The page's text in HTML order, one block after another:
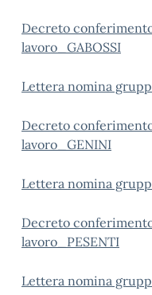
Decreto
lavoro_GABOSSI
Lettera nomina
Decreto
lavoro_GENINI
Lettera nomina
Decreto
lavoro_PESENTI
Lettera nomina